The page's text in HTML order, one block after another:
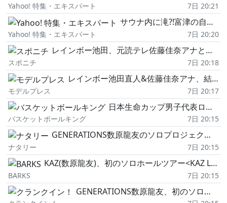
Yahoo! 特集・エキスパート 7日 20:21
サウナ内に滝?!富津の自然を五感で味わうアウトドアサウナの臨界点「SATOYAMA TERRACE」
Yahoo! 特集・エキスパート 7日 20:20
レインボー池田、元読テレ佐藤佳奈アナと結婚!コント中に発表 相方ジャンボの真剣交際に続きうれしい報告
スポニチ 7日 20:18
レインボー池田直人&佐藤佳奈アナ、結婚発表「コント内で発表させていただきました」読売テレビ退社は生活拠点変更のため
モデルプレス 7日 20:17
日本生命カップ男子代表ロスター決定…広島の三谷桂司朗が急きょ追加招集
バスケットボールキング 7日 20:15
GENERATIONS数原龍友のソロプロジェクト・KAZ、初のホールツアー開催
ナタリー 7日 20:15
KAZ(数原龍友)、初のソロホールツアー<KAZ LIVE TOUR 2027 “TRIP INTO THE BLUE">2027年2月より開催決定
BARKS 7日 20:15
GENERATIONS数原龍友、初のソロホールツアー開催決定! 「心が動いた瞬間を、音に乗せてお届けできれば」